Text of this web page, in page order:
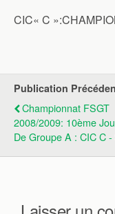
CIC« C
Publication
Championnat FSGT
2008/2009: 10ème
De Groupe A : CIC C